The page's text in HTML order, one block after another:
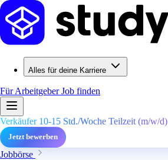
Alles für deine Karriere
Für ArbeitgeberJob finden
Verkäufer 10-15 Std./Woche Teilzeit (m/w/d)
Jetzt bewerben
Jobbörse